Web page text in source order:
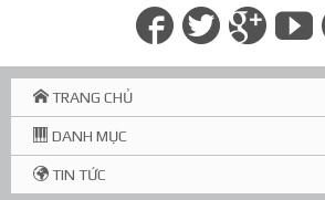
TRANG CHỦ
DANH MỤC
TIN TỨC